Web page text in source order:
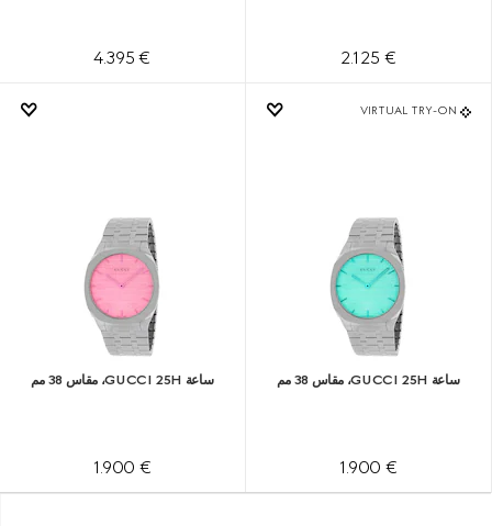
€ 2.125
€ 4.395
ساعة GUCCI 25H، مقاس 38 مم
€ 1.900
ساعة GUCCI 25H، مقاس 38 مم
€ 1.900